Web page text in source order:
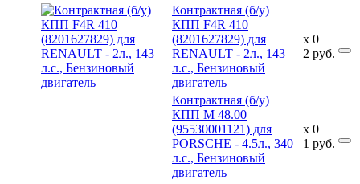
Контрактная (б/у)
КПП F4R 410
(8201627829) для
RENAULT - 2л., 143
л.с., Бензиновый
двигатель
x
2
0
руб.
Контрактная (б/у)
КПП M 48.00
(95530001121) для
PORSCHE - 4.5л., 340
л.с., Бензиновый
двигатель
x
1
0
руб.